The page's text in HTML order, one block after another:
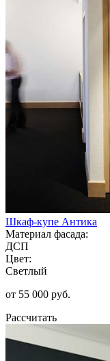
Шкаф-купе Антика
Материал фасада:
ДСП
Цвет:
Светлый
от 55 000 руб.
Рассчитать